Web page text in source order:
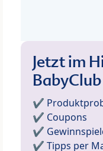
Jetzt im
✔️
✔️ Coupons
✔️
✔️ Tipps per